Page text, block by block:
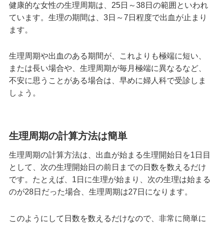
健康的な女性の生理周期は、25日～38日の範囲といわれ
ています。生理の期間は、3日～7日程度で出血が止まり
ます。
生理周期や出血のある期間が、これよりも極端に短い、
または長い場合や、生理周期が毎月極端に異なるなど、
不安に思うことがある場合は、早めに婦人科で受診しま
しょう。
生理周期の計算方法は簡単
生理周期の計算方法は、出血が始まる生理開始日を1日目
として、次の生理開始日の前日までの日数を数えるだけ
です。たとえば、1日に生理が始まり、次の生理は始まる
のが28日だった場合、生理周期は27日になります。
このようにして日数を数えるだけなので、非常に簡単に